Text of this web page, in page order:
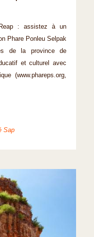
: assistez à un
Phare Ponleu Selpak
de la province de
et culturel avec
(www.phareps.org,
Sap